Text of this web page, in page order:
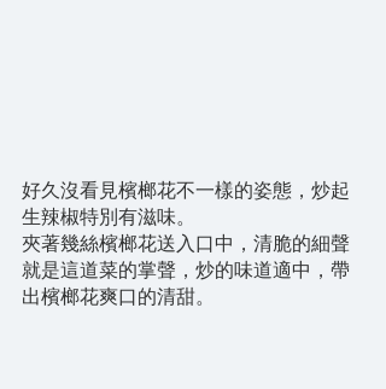
好久沒看見檳榔花不一樣的姿態，炒起
生辣椒特別有滋味。
夾著幾絲檳榔花送入口中，清脆的細聲
就是這道菜的掌聲，炒的味道適中，帶
出檳榔花爽口的清甜。